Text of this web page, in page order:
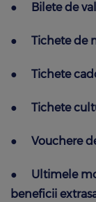
● Bilete de
● Tichete de
● Tichete
● Tichete
● Vouchere
● Ultimele
beneficii